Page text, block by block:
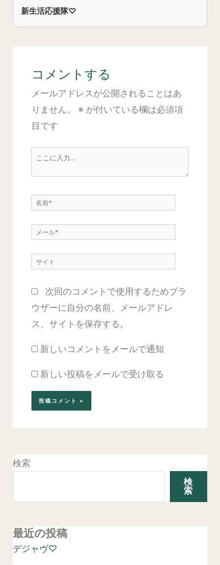
新生活応援隊♡
コメントする
メールアドレスが公開されることはあ
りません。
※ が付いている欄は必須項
目です
こ
入
名
メ
ル
サ
ト
次回のコメントで使用するためブラ
ウザーに自分の名前、メールアドレ
ス、サイトを保存する。
新しいコメントをメールで通知
新しい投稿をメールで受け取る
検索
検
索
最近の投稿
デジャヴ♡